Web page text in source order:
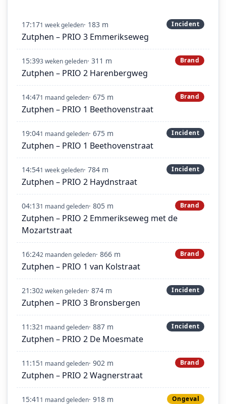
17:171 week geleden· 183 m Incident
Zutphen – PRIO 3 Emmerikseweg
15:393 weken geleden· 311 m Brand
Zutphen – PRIO 2 Harenbergweg
14:471 maand geleden· 675 m Brand
Zutphen – PRIO 1 Beethovenstraat
19:041 maand geleden· 675 m Incident
Zutphen – PRIO 1 Beethovenstraat
14:541 week geleden· 784 m Incident
Zutphen – PRIO 2 Haydnstraat
04:131 maand geleden· 805 m Brand
Zutphen – PRIO 2 Emmerikseweg met de
Mozartstraat
16:242 maanden geleden· 866 m Brand
Zutphen – PRIO 1 van Kolstraat
21:302 weken geleden· 874 m Incident
Zutphen – PRIO 3 Bronsbergen
11:321 maand geleden· 887 m Incident
Zutphen – PRIO 2 De Moesmate
11:151 maand geleden· 902 m Brand
Zutphen – PRIO 2 Wagnerstraat
15:41 1 maand geleden· 918 m Ongeval